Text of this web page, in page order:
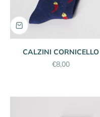
CALZINI CORNICELLO
Prezzo scontato
€8,00